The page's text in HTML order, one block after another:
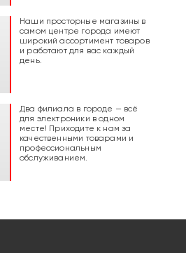
Наши просторные магазины в
самом центре города имеют
широкий ассортимент товаров
и работают для вас каждый
день.
Два филиала в городе — всё
для электроники в одном
месте! Приходите к нам за
качественными товарами и
профессиональным
обслуживанием.